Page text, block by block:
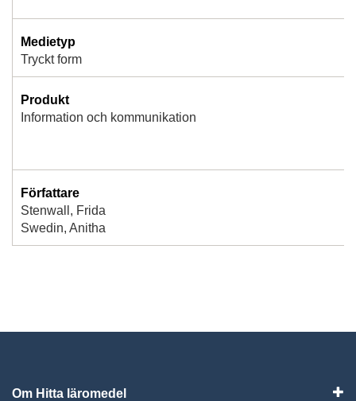
Medietyp
Tryckt form
Produkt
Information och kommunikation
Författare
Stenwall, Frida
Swedin, Anitha
Om Hitta läromedel